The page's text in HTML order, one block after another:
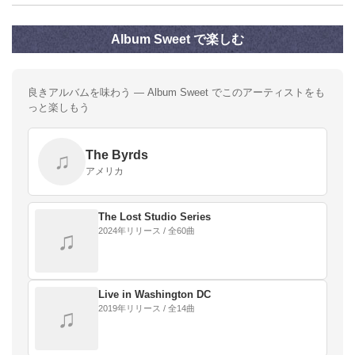
Album Sweet で楽しむ
良きアルバムを味わう — Album Sweet でこのアーティストをも
っと楽しもう
♫ The Byrds
アメリカ
♫
The Lost Studio Series
2024年リリース / 全60曲
♫
Live in Washington DC
2019年リリース / 全14曲